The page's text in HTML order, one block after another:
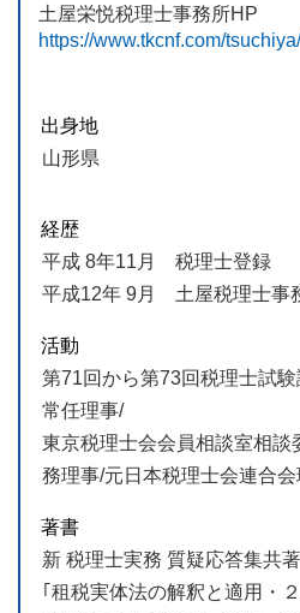
土屋栄悦税理士事務所HP
https://www.tkcnf.com/
出身地
山形県
経歴
平成 8年11月 税理士登録
平成12年 9月 土屋税理士事
活動
第71回から第73回税理士試
常任理事/
東京税理士会会員相談室相談
務理事/元日本税理士会連合
著書
新 税理士実務 質疑応答集共
｢租税実体法の解釈と適用・